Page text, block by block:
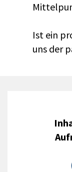
Ist ein
uns der